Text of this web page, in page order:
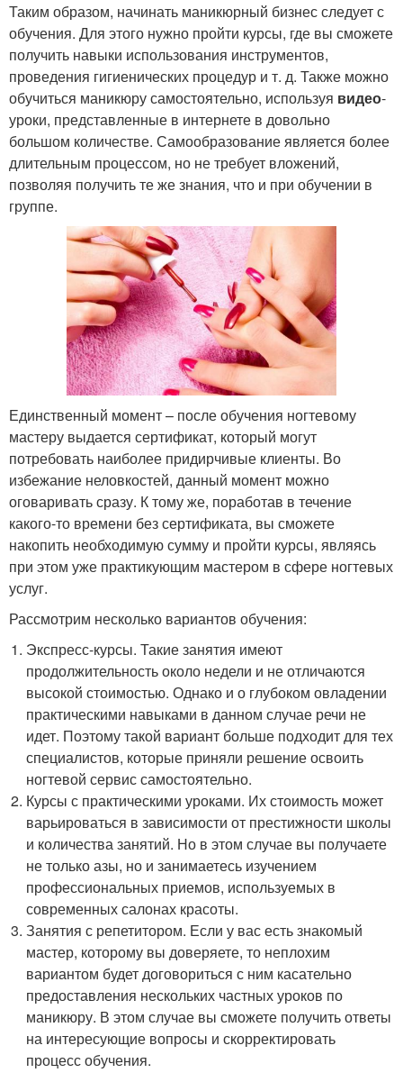
Таким образом, начинать маникюрный бизнес следует с
обучения. Для этого нужно пройти курсы, где вы сможете
получить навыки использования инструментов,
проведения гигиенических процедур и т. д. Также можно
обучиться маникюру самостоятельно, используя видео-
уроки, представленные в интернете в довольно
большом количестве. Самообразование является более
длительным процессом, но не требует вложений,
позволяя получить те же знания, что и при обучении в
группе.
Единственный момент – после обучения ногтевому
мастеру выдается сертификат, который могут
потребовать наиболее придирчивые клиенты. Во
избежание неловкостей, данный момент можно
оговаривать сразу. К тому же, поработав в течение
какого-то времени без сертификата, вы сможете
накопить необходимую сумму и пройти курсы, являясь
при этом уже практикующим мастером в сфере ногтевых
услуг.
Рассмотрим несколько вариантов обучения:
Экспресс-курсы. Такие занятия имеют
продолжительность около недели и не отличаются
высокой стоимостью. Однако и о глубоком овладении
практическими навыками в данном случае речи не
идет. Поэтому такой вариант больше подходит для тех
специалистов, которые приняли решение освоить
ногтевой сервис самостоятельно.
Курсы с практическими уроками. Их стоимость может
варьироваться в зависимости от престижности школы
и количества занятий. Но в этом случае вы получаете
не только азы, но и занимаетесь изучением
профессиональных приемов, используемых в
современных салонах красоты.
Занятия с репетитором. Если у вас есть знакомый
мастер, которому вы доверяете, то неплохим
вариантом будет договориться с ним касательно
предоставления нескольких частных уроков по
маникюру. В этом случае вы сможете получить ответы
на интересующие вопросы и скорректировать
процесс обучения.